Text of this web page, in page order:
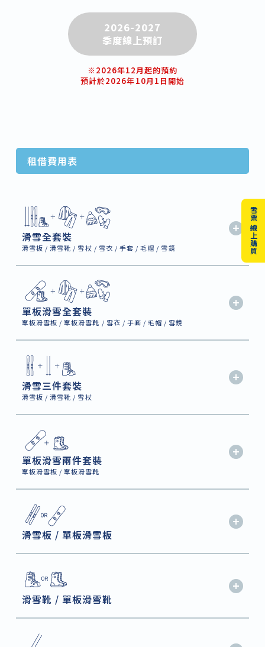
雪票 線上購買
2026-2027
季度線上預訂
※2026年12月起的預約
預計於2026年10月1日開始
租借費用表
滑雪全套裝
滑雪板 / 滑雪靴 / 雪杖 / 雪衣 / 手套 / 毛帽 / 雪鏡
單板滑雪全套裝
單板滑雪板 / 單板滑雪靴 / 雪衣 / 手套 / 毛帽 / 雪鏡
滑雪三件套裝
滑雪板 / 滑雪靴 / 雪杖
單板滑雪兩件套裝
單板滑雪板 / 單板滑雪靴
滑雪板 / 單板滑雪板
滑雪靴 / 單板滑雪靴